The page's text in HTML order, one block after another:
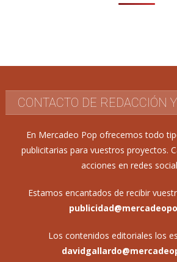
CONTACTO DE REDACCIÓN
En Mercadeo Pop ofrecemos todo
publicitarias para vuestros proyectos.
acciones en redes
Estamos encantados de recibir
Los contenidos editoriales los